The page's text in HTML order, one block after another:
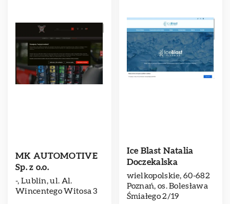
MK AUTOMOTIVE
Sp. z o.o.
-, Lublin, ul. Al.
Wincentego Witosa 3
Ice Blast Natalia
Doczekalska
wielkopolskie, 60-682
Poznań, os. Bolesława
Śmiałego 2/19